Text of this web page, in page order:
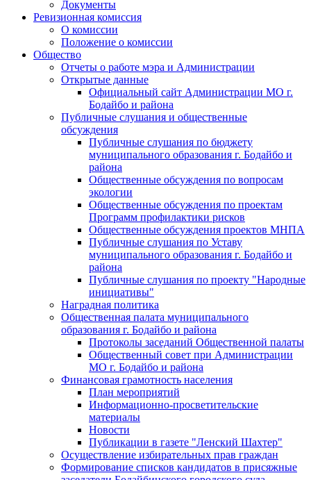
Документы
Ревизионная комиссия
О комиссии
Положение о комиссии
Общество
Отчеты о работе мэра и Администрации
Открытые данные
Официальный сайт Администрации МО г.
Бодайбо и района
Публичные слушания и общественные
обсуждения
Публичные слушания по бюджету
муниципального образования г. Бодайбо и
района
Общественные обсуждения по вопросам
экологии
Общественные обсуждения по проектам
Программ профилактики рисков
Общественные обсуждения проектов МНПА
Публичные слушания по Уставу
муниципального образования г. Бодайбо и
района
Публичные слушания по проекту "Народные
инициативы"
Наградная политика
Общественная палата муниципального
образования г. Бодайбо и района
Протоколы заседаний Общественной палаты
Общественный совет при Администрации
МО г. Бодайбо и района
Финансовая грамотность населения
План мероприятий
Информационно-просветительские
материалы
Новости
Публикации в газете "Ленский Шахтер"
Осуществление избирательных прав граждан
Формирование списков кандидатов в присяжные